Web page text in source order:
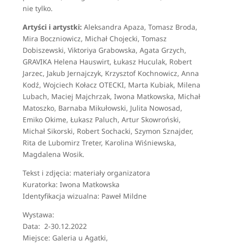
nie tylko.
Artyści i artystki: Aleksandra Apaza, Tomasz Broda,
Mira Boczniowicz, Michał Chojecki, Tomasz
Dobiszewski, Viktoriya Grabowska, Agata Grzych,
GRAVIKA Helena Hauswirt, Łukasz Huculak, Robert
Jarzec, Jakub Jernajczyk, Krzysztof Kochnowicz, Anna
Kodź, Wojciech Kołacz OTECKI, Marta Kubiak, Milena
Lubach, Maciej Majchrzak, Iwona Matkowska, Michał
Matoszko, Barnaba Mikułowski, Julita Nowosad,
Emiko Okime, Łukasz Paluch, Artur Skowroński,
Michał Sikorski, Robert Sochacki, Szymon Sznajder,
Rita de Lubomirz Treter, Karolina Wiśniewska,
Magdalena Wosik.
Tekst i zdjęcia: materiały organizatora
Kuratorka: Iwona Matkowska
Identyfikacja wizualna: Paweł Mildne
Wystawa:
Data: 2-30.12.2022
Miejsce: Galeria u Agatki,